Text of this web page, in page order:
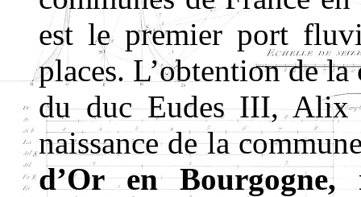
est le premier port
places. L’obtention de
du duc Eudes III, Alix
naissance de la
d’Or en Bourgogne,